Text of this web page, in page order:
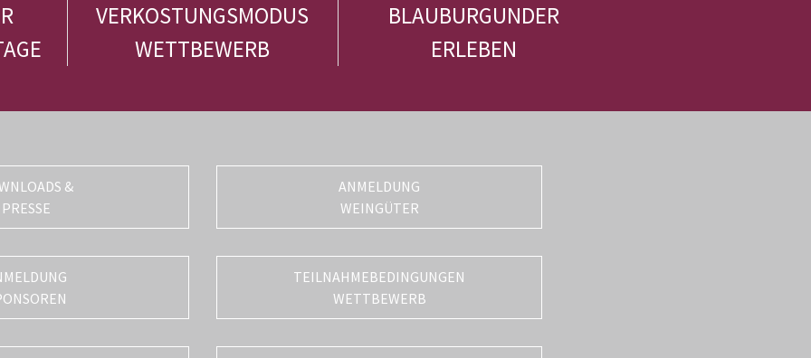
VERKOSTUNGSMODUS
WETTBEWERB
BLAUBURGUNDER
ERLEBEN
&
PRESSE
ANMELDUNG
WEINGÜTER
TEILNAHMEBEDINGUNGEN
WETTBEWERB